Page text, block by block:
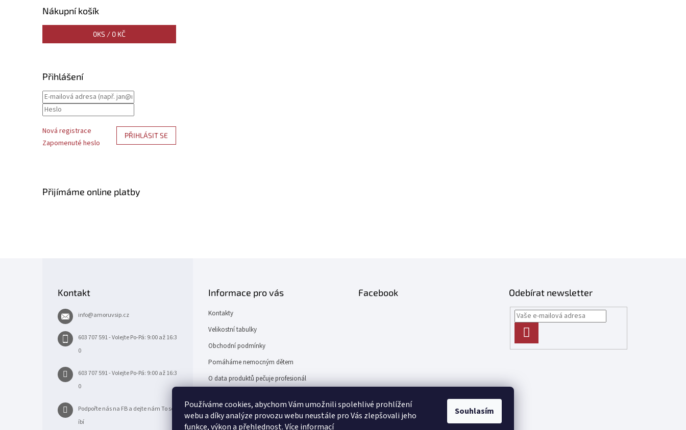
Používáme cookies, abychom Vám umožnili spolehlivé prohlížení
webu a díky analýze provozu webu neustále pro Vás zlepšovali jeho
funkce, výkon a přehlednost.Více informací
Souhlasím
Nákupní košík
0KS / 0 KČ
Přihlášení
PŘIHLÁSIT SE
Nová registrace
Zapomenuté heslo
Přijímáme online platby
Kontakt
info@amoruvsip.cz
603 707 591 - Volejte Po-Pá: 9:00 až 16:3
0
603 707 591 - Volejte Po-Pá: 9:00 až 16:3
0
Podpořte nás na FB a dejte nám To se l
íbí
Informace pro vás
Kontakty
Velikostní tabulky
Obchodní podmínky
Pomáháme nemocným dětem
O data produktů pečuje profesionál
Facebook Odebírat newsletter
SE